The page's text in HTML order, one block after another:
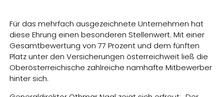
Für das mehrfach ausgezeichnete Unternehmen hat
diese Ehrung einen besonderen Stellenwert. Mit einer
Gesamtbewertung von 77 Prozent und dem fünften
Platz unter den Versicherungen österreichweit ließ die
Oberösterreichische zahlreiche namhafte Mitbewerber
hinter sich.